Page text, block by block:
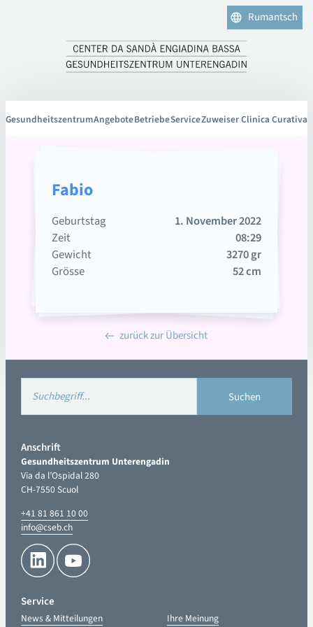
Rumantsch
GesundheitszentrumAngeboteBetriebeServiceZuweiser Clinica Curativa
Fabio
Geburtstag
1. November 2022
Zeit
08:29
Gewicht
3270 gr
Grösse
52 cm
zurück zur Übersicht
Anschrift
Gesundheitszentrum Unterengadin
Via da l’Ospidal 280
CH-7550 Scuol
+41 81 861 10 00
info@cseb.ch
Service
News & Mitteilungen Ihre Meinung